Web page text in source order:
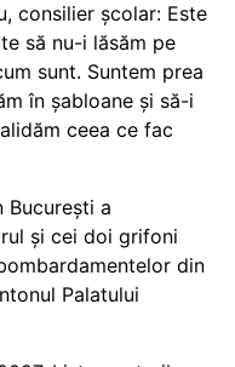
consilier școlar: Este
să nu-i lăsăm pe
sunt. Suntem prea
în șabloane și să-i
ceea ce fac
București a
și cei doi grifoni
din
Palatului